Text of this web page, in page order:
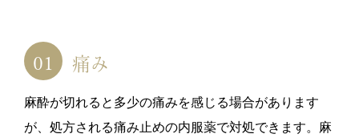
痛み
麻酔が切れると多少の痛みを感じる場合があります
が、処方される痛み止めの内服薬で対処できます。麻